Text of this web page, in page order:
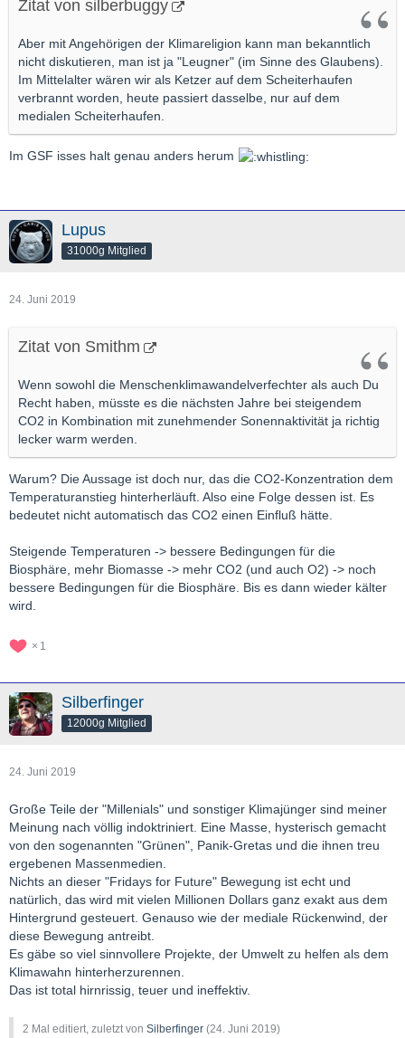
Zitat von silberbuggy
Aber mit Angehörigen der Klimareligion kann man bekanntlich
nicht diskutieren, man ist ja "Leugner" (im Sinne des Glaubens).
Im Mittelalter wären wir als Ketzer auf dem Scheiterhaufen
verbrannt worden, heute passiert dasselbe, nur auf dem
medialen Scheiterhaufen.
Im GSF isses halt genau anders herum
Lupus
31000g Mitglied
24. Juni 2019
Zitat von Smithm
Wenn sowohl die Menschenklimawandelverfechter als auch Du
Recht haben, müsste es die nächsten Jahre bei steigendem
CO2 in Kombination mit zunehmender Sonennaktivität ja richtig
lecker warm werden.
Warum? Die Aussage ist doch nur, das die CO2-Konzentration dem
Temperaturanstieg hinterherläuft. Also eine Folge dessen ist. Es
bedeutet nicht automatisch das CO2 einen Einfluß hätte.
Steigende Temperaturen -> bessere Bedingungen für die
Biosphäre, mehr Biomasse -> mehr CO2 (und auch O2) -> noch
bessere Bedingungen für die Biosphäre. Bis es dann wieder kälter
wird.
1
Silberfinger
12000g Mitglied
24. Juni 2019
Große Teile der "Millenials" und sonstiger Klimajünger sind meiner
Meinung nach völlig indoktriniert. Eine Masse, hysterisch gemacht
von den sogenannten "Grünen", Panik-Gretas und die ihnen treu
ergebenen Massenmedien.
Nichts an dieser "Fridays for Future" Bewegung ist echt und
natürlich, das wird mit vielen Millionen Dollars ganz exakt aus dem
Hintergrund gesteuert. Genauso wie der mediale Rückenwind, der
diese Bewegung antreibt.
Es gäbe so viel sinnvollere Projekte, der Umwelt zu helfen als dem
Klimawahn hinterherzurennen.
Das ist total hirnrissig, teuer und ineffektiv.
2 Mal editiert, zuletzt von Silberfinger (24. Juni 2019)